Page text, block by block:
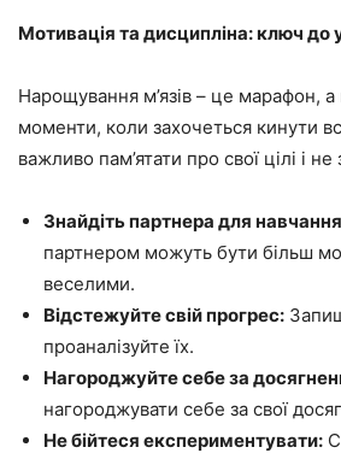
Мотивація та дисципліна: ключ до
Нарощування м’язів – це марафон,
моменти, коли захочеться кинути
важливо пам’ятати про свої цілі і не
Знайдіть партнера для
партнером можуть бути більш
веселими.
Відстежуйте свій прогрес:
проаналізуйте їх.
Нагороджуйте себе за
нагороджувати себе за свої
Не бійтеся експериментувати: